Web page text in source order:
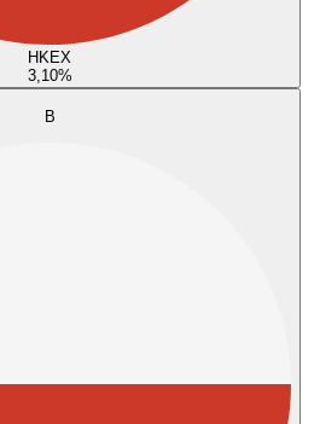
HKEX
3,10%
B